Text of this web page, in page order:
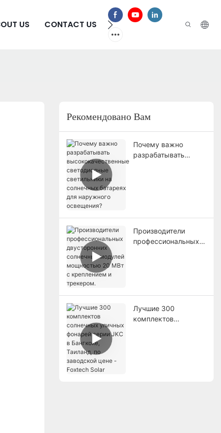
US CONTACT US ЧАСТО ЗАДАВАЕМЫЕ
Рекомендовано Вам
Почему важно
разрабатывать
освещения?
Производители
профессиональных
Лучшие 300
комплектов